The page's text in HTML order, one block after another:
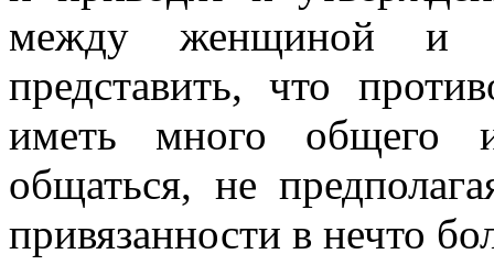
между женщиной и
представить, что
иметь много общего и
общаться, не
привязанности в нечто